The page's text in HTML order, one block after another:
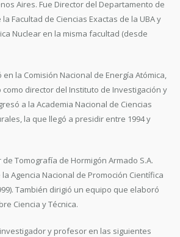
Aires. Fue Director del Departamento de
Facultad de Ciencias Exactas de la UBA y
Nuclear en la misma facultad (desde
en la Comisión Nacional de Energía Atómica,
director del Instituto de Investigación y
a la Academia Nacional de Ciencias
la que llegó a presidir entre 1994 y
Tomografía de Hormigón Armado S.A.
Agencia Nacional de Promoción Científica
También dirigió un equipo que elaboró
Ciencia y Técnica.
y profesor en las siguientes